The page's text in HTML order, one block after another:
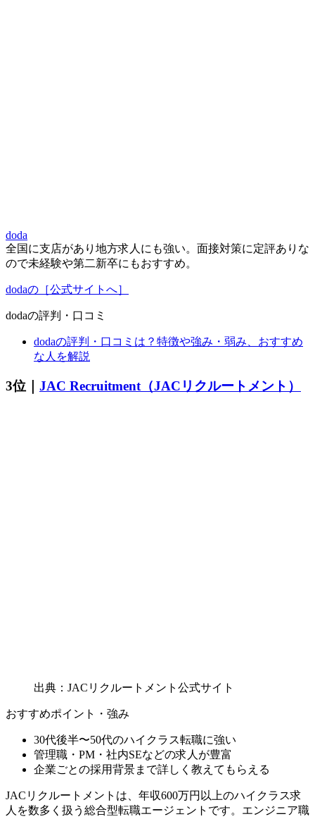
doda
全国に支店があり地方求人にも強い。面接対策に定評ありな
ので未経験や第二新卒にもおすすめ。
dodaの［公式サイトへ］
dodaの評判・口コミ
dodaの評判・口コミは？特徴や強み・弱み、おすすめ
な人を解説
3位｜ JAC Recruitment（JACリクルートメント）
出典：JACリクルートメント公式サイト
おすすめポイント・強み
30代後半〜50代のハイクラス転職に強い
管理職・PM・社内SEなどの求人が豊富
企業ごとの採用背景まで詳しく教えてもらえる
JACリクルートメントは、年収600万円以上のハイクラス求
人を数多く扱う総合型転職エージェントです。エンジニア職